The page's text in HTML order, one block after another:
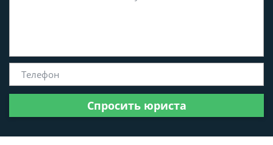
Спросить юриста